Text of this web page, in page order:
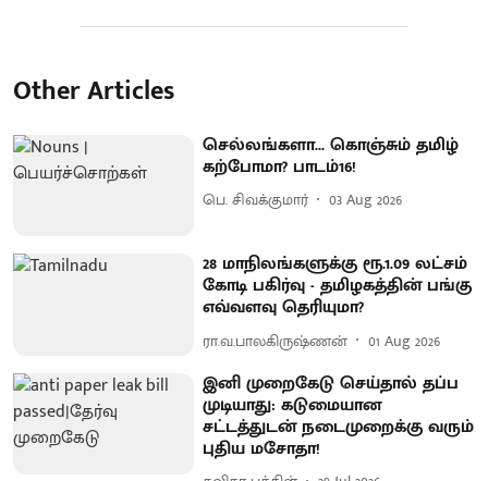
Other Articles
செல்லங்களா... கொஞ்சும் தமிழ்
கற்போமா? பாடம்16!
பெ. சிவக்குமார் 03 Aug 2026
28 மாநிலங்களுக்கு ரூ.1.09 லட்சம்
கோடி பகிர்வு - தமிழகத்தின் பங்கு
எவ்வளவு தெரியுமா?
ரா.வ.பாலகிருஷ்ணன் 01 Aug 2026
இனி முறைகேடு செய்தால் தப்ப
முடியாது: கடுமையான
சட்டத்துடன் நடைமுறைக்கு வரும்
புதிய மசோதா!